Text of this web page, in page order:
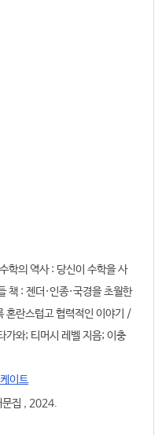
학의 역사 : 당신이 수학을 사
책 : 젠더·인종·국경을 초월한
혼란스럽고 협력적인 이야기 /
가와; 티머시 레벨 지음; 이충
이트
문집 , 2024.